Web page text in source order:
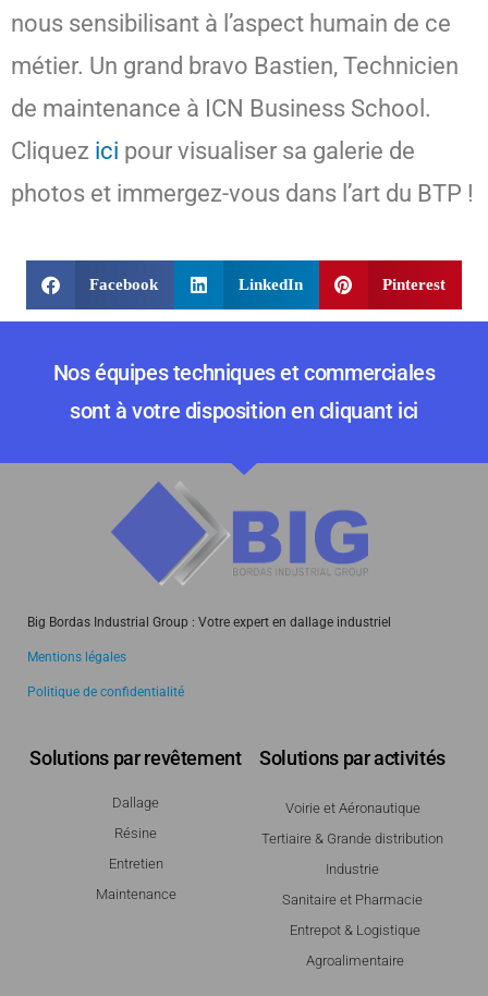
nous sensibilisant à l’aspect humain de ce
métier. Un grand bravo Bastien, Technicien
de maintenance à ICN Business School.
Cliquez ici pour visualiser sa galerie de
photos et immergez-vous dans l’art du BTP !
Facebook LinkedIn Pinterest
Nos équipes techniques et commerciales
sont à votre disposition en cliquant ici
Big Bordas Industrial Group : Votre expert en dallage industriel
Mentions légales
Politique de confidentialité
Solutions par revêtement
Dallage
Résine
Entretien
Maintenance
Solutions par activités
Voirie et Aéronautique
Tertiaire & Grande distribution
Industrie
Sanitaire et Pharmacie
Entrepot & Logistique
Agroalimentaire